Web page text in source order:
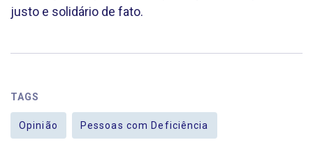
justo e solidário de fato.
TAGS
Opinião Pessoas com Deficiência